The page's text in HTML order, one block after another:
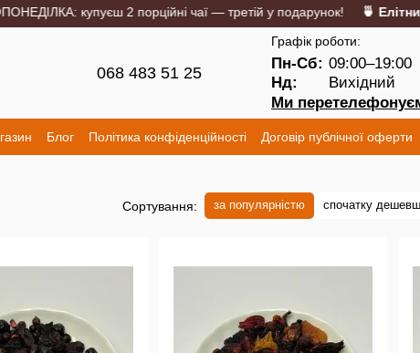
купуєш 2 порційні чаї — третій у подарунок!🍵 Елітний
068 483 51 25
Графік роботи:
Пн-Сб: 09:00–19:00
Нд:
Вихідний
Ми
Блог Політика конфіденційності
Договір публічної оферти
Сортування: за популярністю спочатку